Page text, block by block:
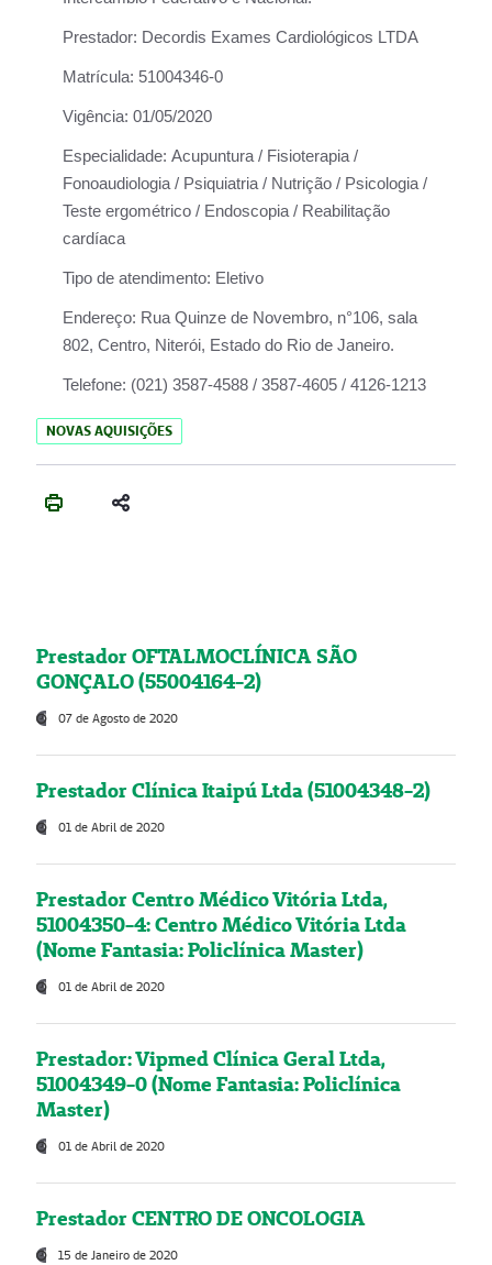
Prestador: Decordis Exames Cardiológicos LTDA
Matrícula: 51004346-0
Vigência: 01/05/2020
Especialidade: Acupuntura / Fisioterapia /
Fonoaudiologia / Psiquiatria / Nutrição / Psicologia /
Teste ergométrico / Endoscopia / Reabilitação
cardíaca
Tipo de atendimento: Eletivo
Endereço: Rua Quinze de Novembro, n°106, sala
802, Centro, Niterói, Estado do Rio de Janeiro.
Telefone: (021) 3587-4588 / 3587-4605 / 4126-1213
NOVAS AQUISIÇÕES
Prestador OFTALMOCLÍNICA SÃO
GONÇALO (55004164-2)
07 de Agosto de 2020
Prestador Clínica Itaipú Ltda (51004348-2)
01 de Abril de 2020
Prestador Centro Médico Vitória Ltda,
51004350-4: Centro Médico Vitória Ltda
(Nome Fantasia: Policlínica Master)
01 de Abril de 2020
Prestador: Vipmed Clínica Geral Ltda,
51004349-0 (Nome Fantasia: Policlínica
Master)
01 de Abril de 2020
Prestador CENTRO DE ONCOLOGIA
15 de Janeiro de 2020